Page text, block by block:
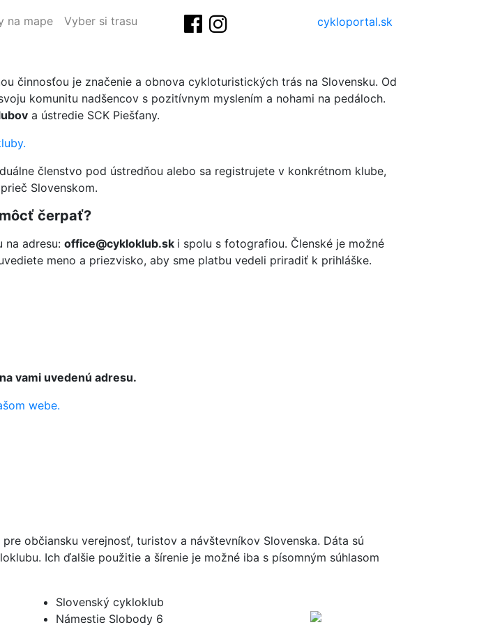
na mape Vyber si trasu cykloportal.sk
činnosťou je značenie a obnova cykloturistických trás na Slovensku. Od
komunitu nadšencov s pozitívnym myslením a nohami na pedáloch.
a ústredie SCK Piešťany.
členstvo pod ústredňou alebo sa registrujete v konkrétnom klube,
Slovenskom.
čerpať?
na adresu: office@cykloklub.sk i spolu s fotografiou. Členské je možné
meno a priezvisko, aby sme platbu vedeli priradiť k prihláške.
vami uvedenú adresu.
webe.
občiansku verejnosť, turistov a návštevníkov Slovenska. Dáta sú
Ich ďalšie použitie a šírenie je možné iba s písomným súhlasom
Slovenský cykloklub
Námestie Slobody 6